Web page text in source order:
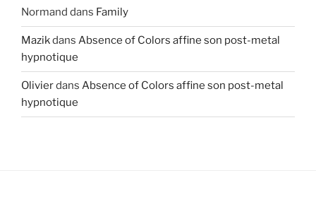
Normand dans Family
Mazikdans Absence of Colors affine son post-metal
hypnotique
Olivierdans Absence of Colors affine son post-metal
hypnotique